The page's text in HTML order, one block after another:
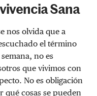
Sana
nos olvida que a
el término
no es
que vivimos con
No es obligación
qué cosas se pueden